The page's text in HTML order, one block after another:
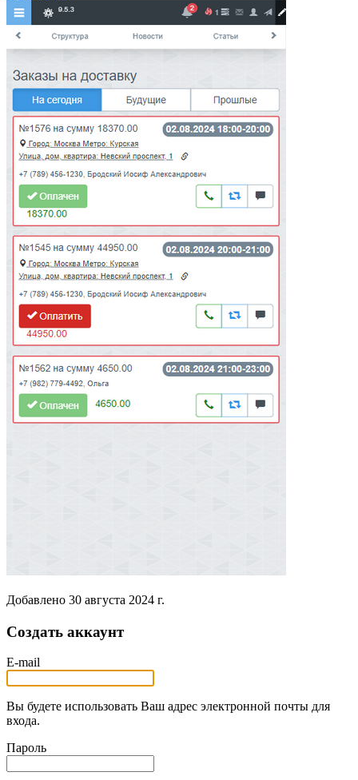
Добавлено 30 августа 2024 г.
Создать аккаунт
E-mail
Вы будете использовать Ваш адрес электронной почты для
входа.
Пароль